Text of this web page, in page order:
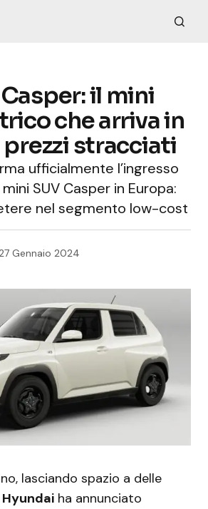
il mini
che arriva in
prezzi stracciati
ufficialmente l’ingresso
SUV Casper in Europa:
nel segmento low-cost
27 Gennaio 2024
lasciando spazio a delle
Hyundai ha annunciato